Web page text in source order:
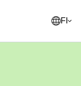
FI